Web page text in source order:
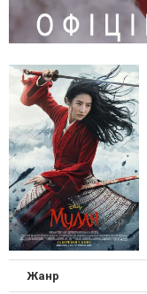
Жанр